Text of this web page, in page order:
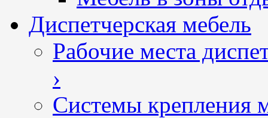
Диспетчерская мебель
Рабочие места
›
Системы крепления